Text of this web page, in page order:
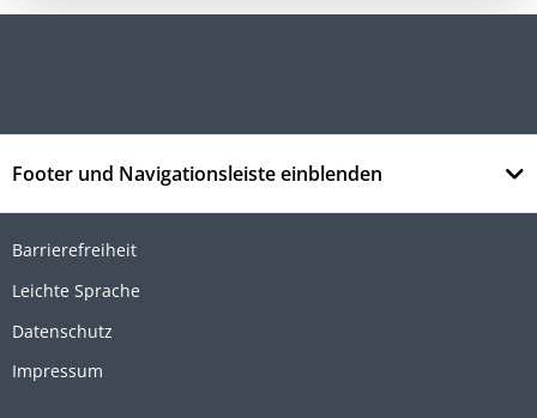
Footer und Navigationsleiste einblenden
Barrierefreiheit
Leichte Sprache
Datenschutz
Impressum